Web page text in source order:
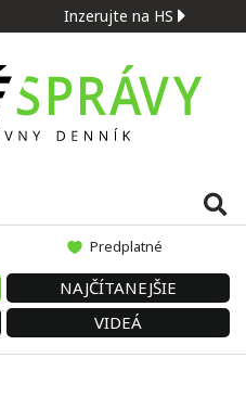
Inzerujte na HS
Predplatné
NAJČÍTANEJŠIE
VIDEÁ